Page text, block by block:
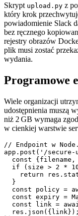
Skrypt upload.py z
który krok
powiadomienie Slack
bez ręcznego
rejestry obrazów
plik musi zostać
wydania.
Programowe
Wiele organizacji
udostępnienia muszą
niż 2 GB wymaga
w cienkiej warstwie
// Endpoint w
app.post('/
const {filename,
if (size > 2 *
return
  }
const policy =
const expiry =
const link =
  res.json({link});